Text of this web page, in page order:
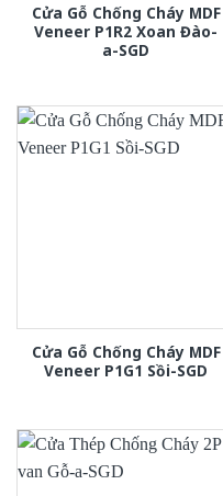
Cửa Gỗ Chống Cháy MDF
Veneer P1R2 Xoan Đào-
a-SGD
Cửa Gỗ Chống Cháy MDF
Veneer P1G1 Sồi-SGD